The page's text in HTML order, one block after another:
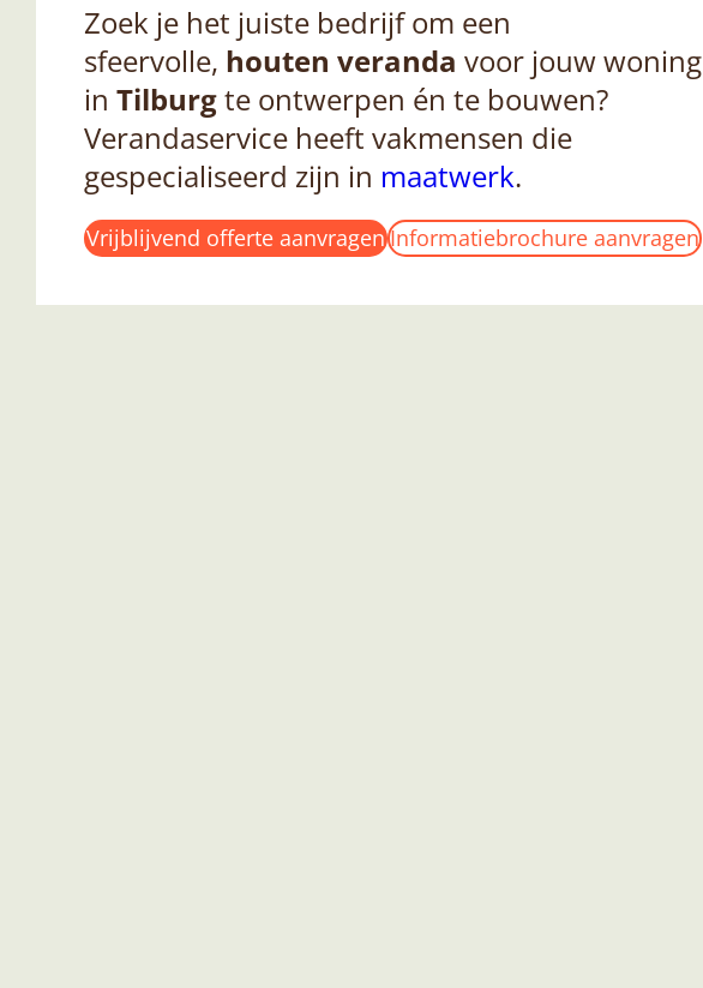
Zoek je het juiste bedrijf om een
sfeervolle, houten veranda voor jouw woning
in Tilburgte ontwerpen én te bouwen?
Verandaservice heeft vakmensen die
gespecialiseerd zijn in maatwerk.
Vrijblijvend offerte aanvragenInformatiebrochure aanvragen